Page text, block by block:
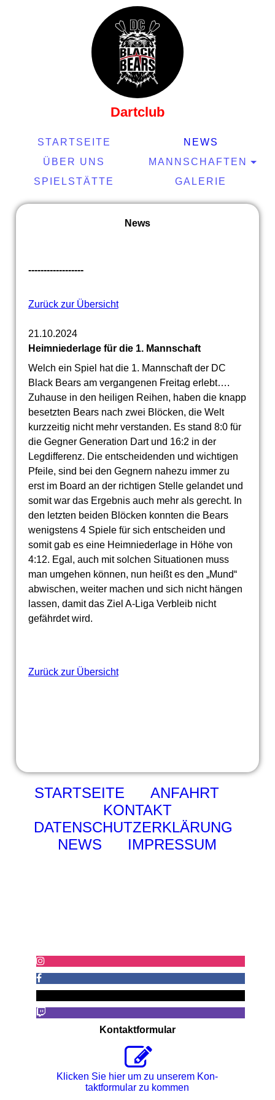
Dartclub
STARTSEITE
NEWS
ÜBER UNS
MANNSCHAFTEN
SPIELSTÄTTE
GALERIE
News
------------------
Zurück zur Übersicht
21.10.2024
Heimniederlage für die 1. Mannschaft
Welch ein Spiel hat die 1. Mannschaft der DC
Black Bears am vergangenen Freitag erlebt….
Zuhause in den heiligen Reihen, haben die knapp
besetzten Bears nach zwei Blöcken, die Welt
kurzzeitig nicht mehr verstanden. Es stand 8:0 für
die Gegner Generation Dart und 16:2 in der
Legdifferenz. Die entscheidenden und wichtigen
Pfeile, sind bei den Gegnern nahezu immer zu
erst im Board an der richtigen Stelle gelandet und
somit war das Ergebnis auch mehr als gerecht. In
den letzten beiden Blöcken konnten die Bears
wenigstens 4 Spiele für sich entscheiden und
somit gab es eine Heimniederlage in Höhe von
4:12. Egal, auch mit solchen Situationen muss
man umgehen können, nun heißt es den „Mund“
abwischen, weiter machen und sich nicht hängen
lassen, damit das Ziel A-Liga Verbleib nicht
gefährdet wird.
Zurück zur Übersicht
STARTSEITE
ANFAHRT
KONTAKT
DATENSCHUTZERKLÄRUNG
NEWS
IMPRESSUM
Kontaktformular
Klicken Sie hier um zu unserem Kon­
takt­for­mu­lar zu kommen